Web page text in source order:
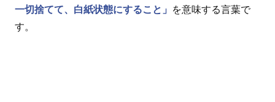
一切捨てて、白紙状態にすること」
を意味する言葉で
す。